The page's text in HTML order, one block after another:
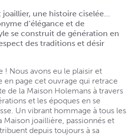
joaillier, une histoire ciselée…
d’élégance et de
se construit de génération en
des traditions et désir
! Nous avons eu le plaisir et
en page cet ouvrage qui retrace
de la Maison Holemans à travers
et les époques en se
Un vibrant hommage à tous les
Maison joaillière, passionnés et
depuis toujours à sa